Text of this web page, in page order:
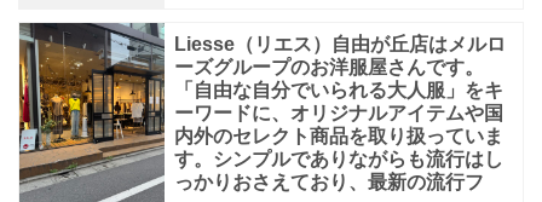
Liesse（リエス）自由が丘店はメルロ
ーズグループのお洋服屋さんです。
「自由な自分でいられる大人服」をキ
ーワードに、オリジナルアイテムや国
内外のセレクト商品を取り扱っていま
す。シンプルでありながらも流行はし
っかりおさえており、最新の流行フ